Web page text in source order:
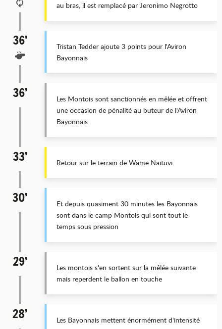
au bras, il est remplacé par Jeronimo Negrotto
36’
Tristan Tedder ajoute 3 points pour l'Aviron
Bayonnais
36’
Les Montois sont sanctionnés en mêlée et offrent
une occasion de pénalité au buteur de l'Aviron
Bayonnais
33’ Retour sur le terrain de Wame Naituvi
30’
Et depuis quasiment 30 minutes les Bayonnais
sont dans le camp Montois qui sont tout le
temps sous pression
29’
Les montois s'en sortent sur la mêlée suivante
mais reperdent le ballon en touche
28’
Les Bayonnais mettent énormément d'intensité